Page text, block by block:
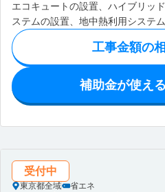
エコキュートの設置、ハイブリッ
ステムの設置、地中熱利用システ
工事金額の
補助金が使え
受付中
東京都全域 省エネ